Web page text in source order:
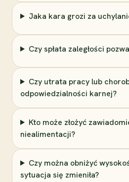
Jaka kara grozi za
Czy spłata zaległości
Czy utrata pracy lub
odpowiedzialności karnej?
Kto może złożyć
niealimentacji?
Czy można obniżyć
sytuacja się zmieniła?